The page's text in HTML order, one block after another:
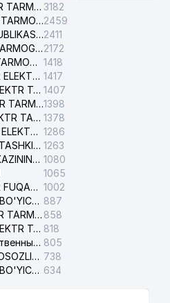
YASHNOBOD ELEKTR TARMOG'I NOSOZLIKLARI XIZMATI 3182
CHILONZOR ELEKTR TARMOG'I NOSOZLIK XIZMATI2459
O'ZBEKISTON RESPUBLIKASI BOSH PROKURATURASI ISHONCH TELEFONI2411
OLMAZOR ELEKTR TARMOG'I NOSOZLIKLARI XIZMATI2172
UCH-TEPA ELEKTR TARMOG'I NOSOZLIKLARI XIZMATI 1418
TOSHKENT SHAHAR ELEKTR TARMOQLARI KORXONASI AJ 1417
SHAYXONTOHUR ELEKTR TARMOG'I NOSOZLIKLARINI TUZATISH XIZMATI 1407
SAMARQAND ELEKTR TARMOQLARI AJ1398
SURXONDARYO ELEKTR TARMOQLARI AJ 1378
TOSHKENT TUMANI ELEKTR TARMOG'I AVARIYA XIZMATI 1286
TOSHKENT SHAHRI TASHKILOT TELEFONLARI HAQIDA MA'LUMOT BYUROSI 1263
DAVLAT TEST MARKAZINING ISHONCH TELEFONLARI 1080
1065
TOSHKENT SHAHAR FUQAROLIK ISHLARI BO'YICHA SUDI 1002
FUQAROLIK ISHLARI BO'YICHA YAKKASAROY TUMANLARARO SUDI 887
YUNUSOBOD ELEKTR TARMOG'I NOSOZLIKLARI XIZMATI 858
NAVOIY HUDUDIY ELEKTR TARMOQLARI KORXONASI AJ 818
Ташкентский следственный изолятор 805
ELEKTRTARMOG'I NOSOZLIKLARINI TO'ZATISH SERGELI XIZMATI 738
FUQAROLIK ISHLARI BO'YICHA UCH-TEPA TUMANI SUDI 634